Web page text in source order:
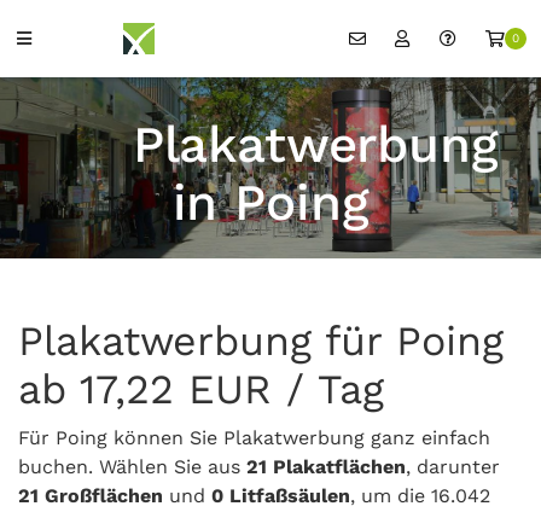
0
Plakatwerbung
in Poing
Plakatwerbung für Poing
ab 17,22 EUR / Tag
Für Poing können Sie Plakatwerbung ganz einfach
buchen. Wählen Sie aus 21 Plakatflächen, darunter
21 Großflächen und 0 Litfaßsäulen, um die 16.042